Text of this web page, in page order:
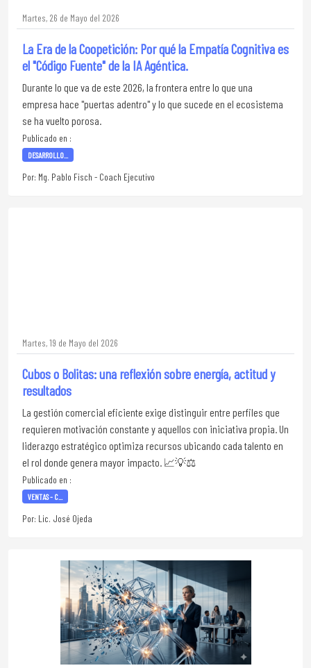
Martes, 26 de Mayo del 2026
La Era de la Coopetición: Por qué la Empatía Cognitiva es
el "Código Fuente" de la IA Agéntica.
Durante lo que va de este 2026, la frontera entre lo que una
empresa hace "puertas adentro" y lo que sucede en el ecosistema
se ha vuelto porosa.
Publicado en :
DESARROLLO...
Por: Mg. Pablo Fisch - Coach Ejecutivo
Martes, 19 de Mayo del 2026
Cubos o Bolitas: una reflexión sobre energía, actitud y
resultados
La gestión comercial eficiente exige distinguir entre perfiles que
requieren motivación constante y aquellos con iniciativa propia. Un
liderazgo estratégico optimiza recursos ubicando cada talento en
el rol donde genera mayor impacto. 📈💡⚖️
Publicado en :
VENTAS - C...
Por: Lic. José Ojeda